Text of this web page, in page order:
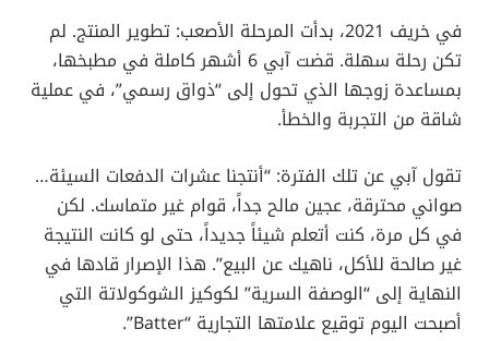
في خريف 2021، بدأت المرحلة الأصعب: تطوير المنتج. لم
تكن رحلة سهلة. قضت آبي 6 أشهر كاملة في مطبخها،
بمساعدة زوجها الذي تحول إلى “ذواق رسمي”، في عملية
شاقة من التجربة والخطأ.
تقول آبي عن تلك الفترة: “أنتجنا عشرات الدفعات السيئة…
صواني محترقة، عجين مالح جداً، قوام غير متماسك. لكن
في كل مرة، كنت أتعلم شيئاً جديداً، حتى لو كانت النتيجة
غير صالحة للأكل، ناهيك عن البيع”. هذا الإصرار قادها في
النهاية إلى “الوصفة السرية” لكوكيز الشوكولاتة التي
أصبحت اليوم توقيع علامتها التجارية “Batter”.